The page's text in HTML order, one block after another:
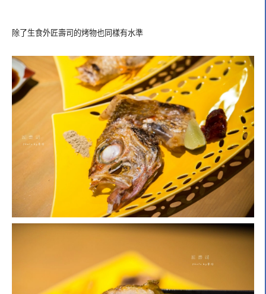
除了生食外匠壽司的烤物也同樣有水準